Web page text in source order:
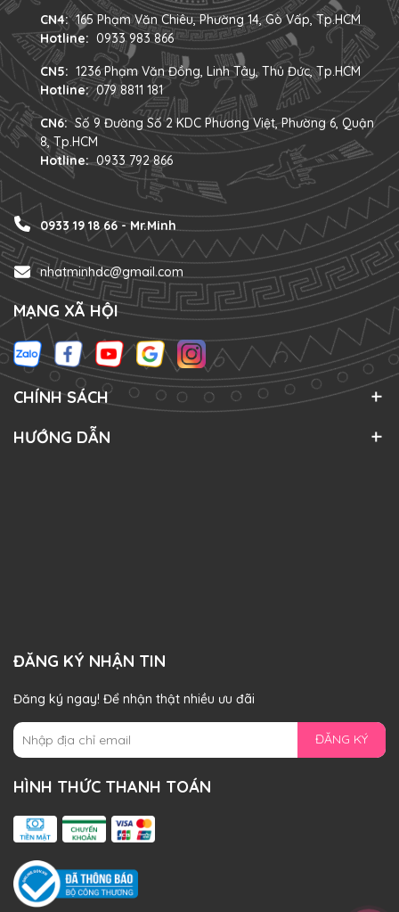
CN4: 165 Phạm Văn Chiêu, Phường 14, Gò Vấp, Tp.HCM
Hotline: 0933 983 866
CN5: 1236 Phạm Văn Đồng, Linh Tây, Thủ Đức, Tp.HCM
Hotline: 079 8811 181
CN6: Số 9 Đường Số 2 KDC Phương Việt, Phường 6, Quận
8, Tp.HCM
Hotline: 0933 792 866
0933 19 18 66 - Mr.Minh
nhatminhdc@gmail.com
MẠNG XÃ HỘI
CHÍNH SÁCH
HƯỚNG DẪN
ĐĂNG KÝ NHẬN TIN
Đăng ký ngay! Để nhận thật nhiều ưu đãi
ĐĂNG KÝ
HÌNH THỨC THANH TOÁN